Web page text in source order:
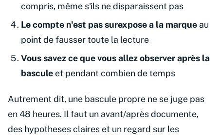
compris, même s'ils ne disparaissent pas
Le compte n'est pas surexpose a la marque au
point de fausser toute la lecture
Vous savez ce que vous allez observer après la
bascule et pendant combien de temps
Autrement dit, une bascule propre ne se juge pas
en 48 heures. Il faut un avant/après documente,
des hypotheses claires et un regard sur les